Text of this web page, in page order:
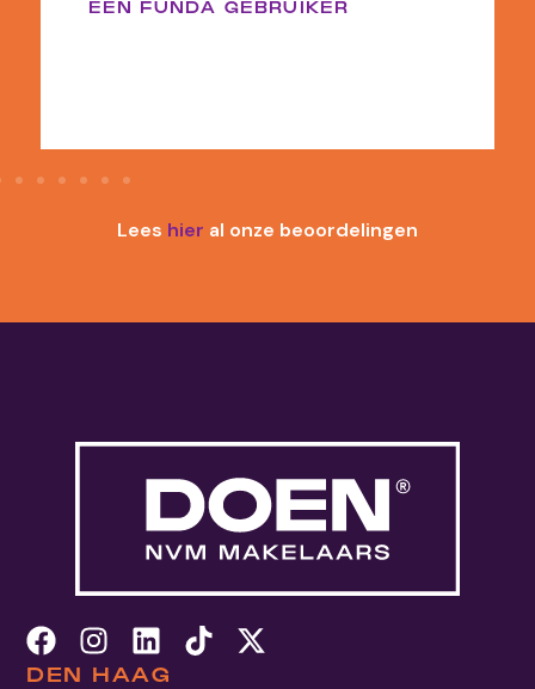
EEN FUNDA GEBRUIKER
Lees hier al onze beoordelingen
DEN HAAG